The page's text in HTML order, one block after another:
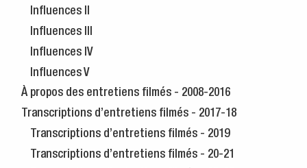
Influences II
Influences III
Influences IV
Influences V
À propos des entretiens filmés - 2008-2016
Transcriptions d’entretiens filmés - 2017-18
Transcriptions d’entretiens filmés - 2019
Transcriptions d’entretiens filmés - 20-21